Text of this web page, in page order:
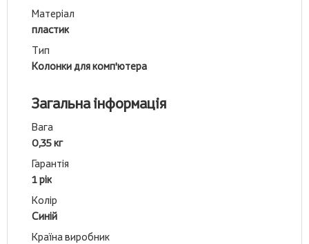
Матеріал
пластик
Тип
Колонки для комп'ютера
Загальна інформація
Вага
0,35 кг
Гарантія
1 рік
Колір
Синій
Країна виробник